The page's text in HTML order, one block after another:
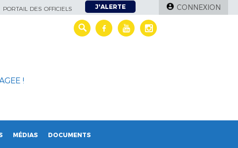
PORTAIL DES OFFICIELS J'ALERTE CONNEXION
!
MÉDIAS DOCUMENTS